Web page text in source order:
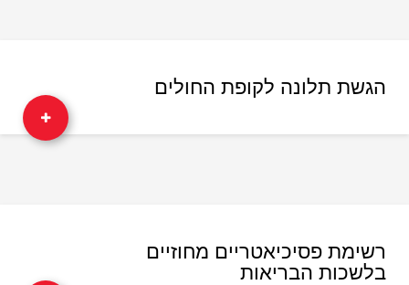
הגשת תלונה לקופת החולים
רשימת פסיכיאטריים מחוזיים
בלשכות הבריאות